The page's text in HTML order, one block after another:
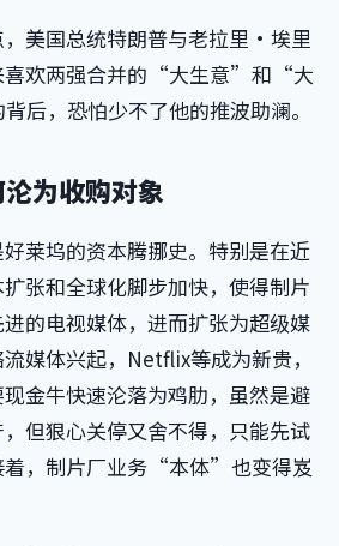
美国总统特朗普与老拉里·埃里
喜欢两强合并的“大生意”和“大
后，恐怕少不了他的推波助澜。
为收购对象
莱坞的资本腾挪史。特别是在近
张和全球化脚步加快，使得制片
的电视媒体，进而扩张为超级媒
媒体兴起，Netflix等成为新贵，
金牛快速沦落为鸡肋，虽然是避
但狠心关停又舍不得，只能先试
着，制片厂业务“本体”也变得岌